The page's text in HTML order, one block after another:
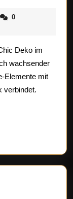
0
Deko im
wachsender
Elemente mit
verbindet.